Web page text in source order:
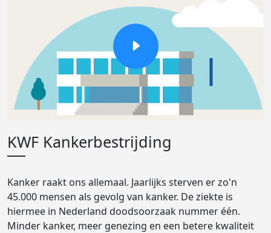
KWF Kankerbestrijding
Kanker raakt ons allemaal. Jaarlijks sterven er zo'n
45.000 mensen als gevolg van kanker. De ziekte is
hiermee in Nederland doodsoorzaak nummer één.
Minder kanker, meer genezing en een betere kwaliteit